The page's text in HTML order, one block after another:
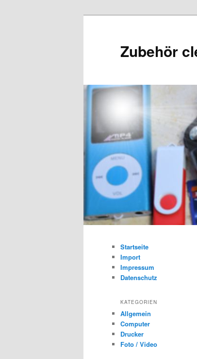
Zubehör
Startseite
Import
Impressum
Datenschutz
KATEGORIEN
Allgemein
Computer
Drucker
Foto / Video